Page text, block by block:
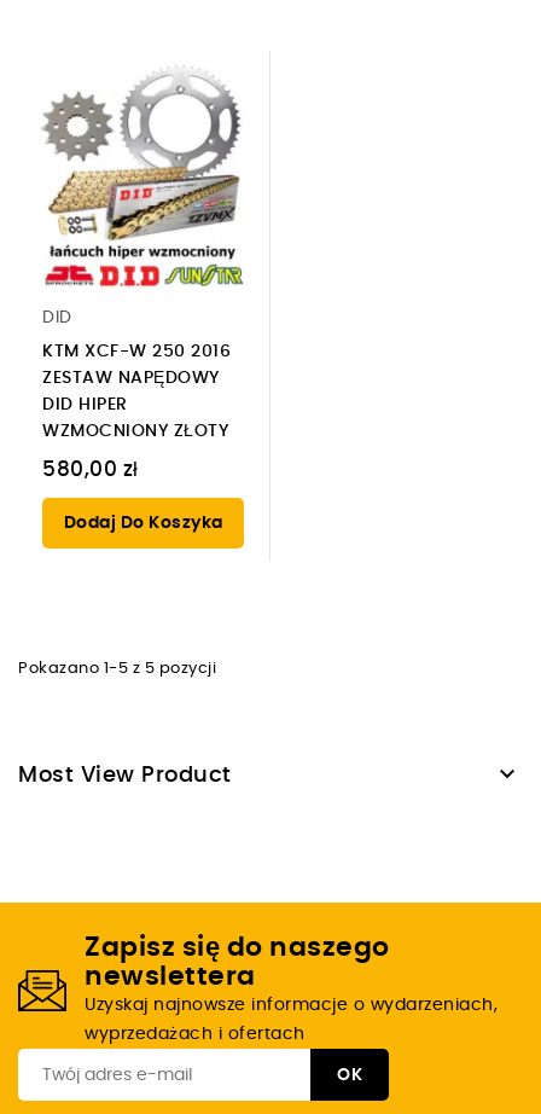
DID
KTM XCF-W 250 2016
ZESTAW NAPĘDOWY
DID HIPER
WZMOCNIONY ZŁOTY
580,00 zł
Dodaj Do Koszyka
Pokazano 1-5 z 5 pozycji
Most View Product 
Zapisz się do naszego
newslettera
Uzyskaj najnowsze informacje o wydarzeniach,
wyprzedażach i ofertach